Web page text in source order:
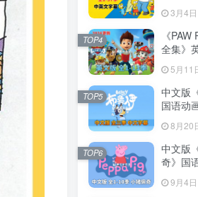
度网盘
3月4
《
全集》
视频带
频MP3
5月11
TOP4
中文版
国语动
字幕，
8月20
TOP5
中文版
奇》国
百度网
9月4
TOP6